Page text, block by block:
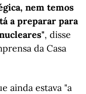
nem temos
a preparar para
, disse
da Casa
ainda estava "a